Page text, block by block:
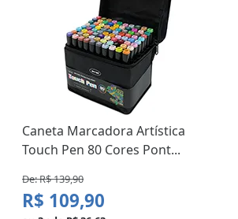
Caneta Marcadora Artística
Touch Pen 80 Cores Pont...
De: R$ 139,90
R$ 109,90